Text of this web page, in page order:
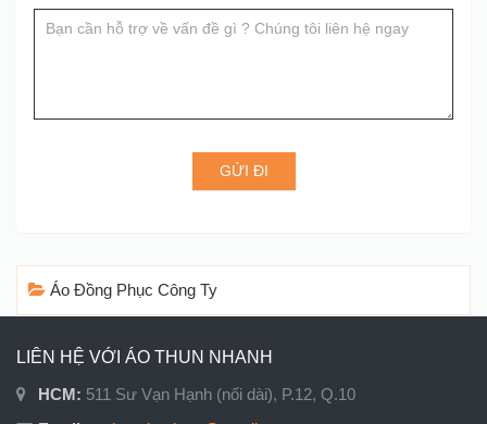
blank.
GỬI ĐI
Áo Đồng Phục Công Ty
LIÊN HỆ VỚI ÁO THUN NHANH
HCM: 511 Sư Vạn Hạnh (nối dài), P.12, Q.10